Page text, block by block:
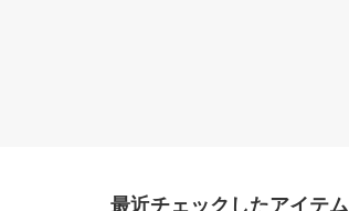
最近チェックしたアイテム